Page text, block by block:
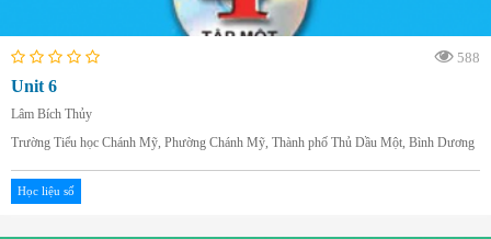
588
Unit 6
Lâm Bích Thủy
Trường Tiểu học Chánh Mỹ, Phường Chánh Mỹ, Thành phố Thủ Dầu Một, Bình Dương
Học liệu số